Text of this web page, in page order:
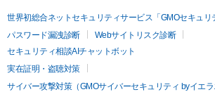
世界初総合ネットセキュリティサービス「GMOセキュリ
パスワード漏洩診断
Webサイトリスク診断
セキュリティ相談AIチャットボット
実在証明・盗聴対策
サイバー攻撃対策（GMOサイバーセキュリティ byイエラ